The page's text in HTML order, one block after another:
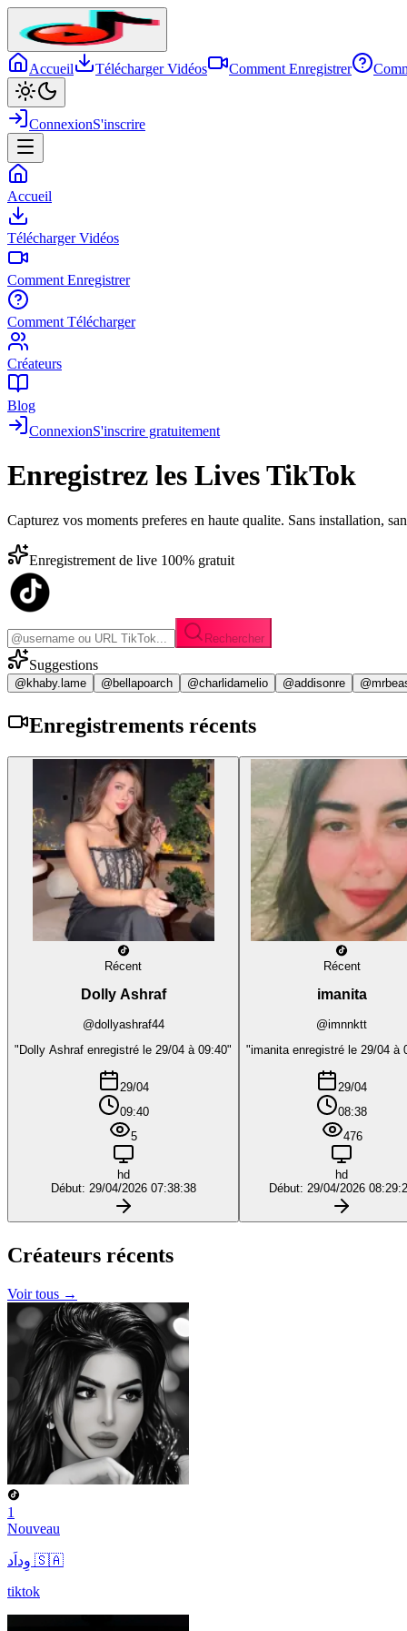
Accueil Télécharger Vidéos Comment Enregistrer
ConnexionS'inscrire
Accueil
Télécharger Vidéos
Comment Enregistrer
Comment Télécharger
Créateurs
Blog
ConnexionS'inscrire gratuitement
Enregistrez les Lives TikTok
Capturez vos moments preferes en haute qualite. Sans installation,
Enregistrement de live 100% gratuit
Rechercher
Suggestions
@khaby.lame @bellapoarch @charlidamelio @addisonre
Enregistrements récents
Récent
Dolly Ashraf
@dollyashraf44
"Dolly Ashraf enregistré le 29/04 à 09:40"
29/04
09:40
5
hd
Début: 29/04/2026 07:38:38
Récent
imanita
@imnnktt
"imanita enregistré le 29/04 à
29/04
08:38
476
hd
Début: 29/04/2026
Créateurs récents
Voir tous →
1
Nouveau
وِداَد 🇸🇦
tiktok